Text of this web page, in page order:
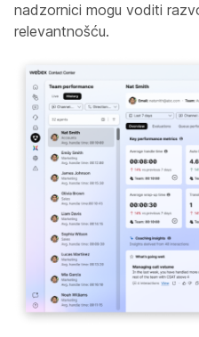
nadzornici mogu voditi
relevantnošću.